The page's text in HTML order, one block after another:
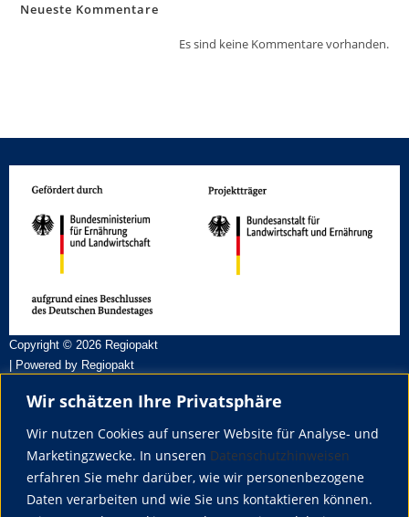
Wir schätzen Ihre Privatsphäre
Wir nutzen Cookies auf unserer Website für Analyse- und
Marketingzwecke. In unseren Datenschutzhinweisen
erfahren Sie mehr darüber, wie wir personenbezogene
Daten verarbeiten und wie Sie uns kontaktieren können.
Neueste Kommentare
Es sind keine Kommentare vorhanden.
Copyright © 2026 Regiopakt
| Powered by Regiopakt
Über uns
Regiopakt ist ein Verbundprojekt von der Hochschule Weihenstephan-
Triesdorf (HSWT) und der Hochschule für Wirtschaft und Umwelt
Nürtingen-Geislingen (HfWU)